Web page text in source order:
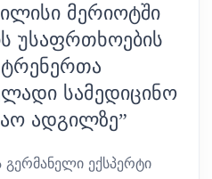
ᲛᲔᲠᲘᲝᲢᲨᲘ
ᲣᲡᲐᲤᲠᲗᲮᲝᲔᲑᲘᲡ
ᲢᲠᲔᲜᲔᲠᲗᲐ
ᲡᲐᲛᲔᲓᲘᲪᲘᲜᲝ
ᲐᲓᲒᲘᲚᲖᲔ”
ექსპერტი